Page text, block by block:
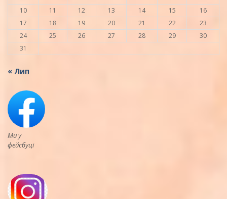
10
11 12 13 14 15
16
17
18 19 20 21 22
23
24
25 26 27 28 29
30
31
« Лип
Ми у
фейсбуці